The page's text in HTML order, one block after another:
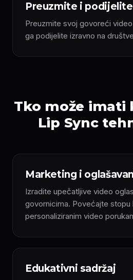
Preuzmite i podijelite
Preuzmite svoj govoreći
ga podijelite izravno na
Tko može imati
Lip Sync
Marketing i
Izradite upečatljive video
govornicima. Povećajte stopu
personaliziranim video
Edukativni sadržaj